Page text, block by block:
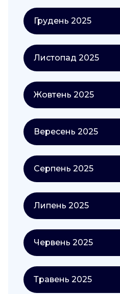
Грудень 2025
Листопад 2025
Жовтень 2025
Вересень 2025
Серпень 2025
Липень 2025
Червень 2025
Травень 2025